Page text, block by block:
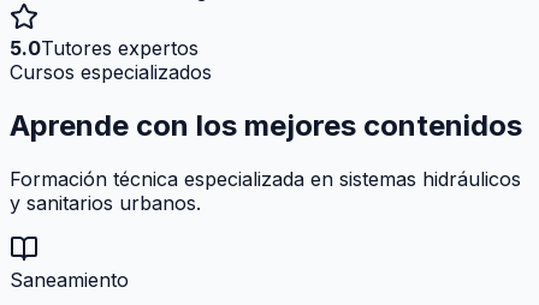
5.0Tutores expertos
Cursos especializados
Aprende con los mejores contenidos
Formación técnica especializada en sistemas hidráulicos
y sanitarios urbanos.
Saneamiento